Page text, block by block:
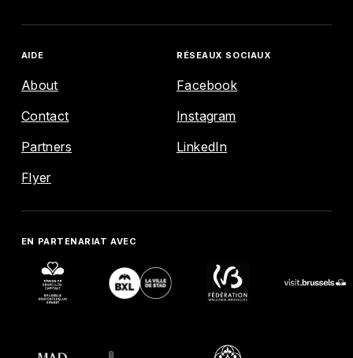
ENGLISH NEDERLANDS
EXPLORE
AGENDA
MAP
AIDE
AIDE
About
Contact
Partners
Flyer
RÉSEAUX SOCIAUX
Facebook
Instagram
LinkedIn
EN PARTENARIAT AVEC